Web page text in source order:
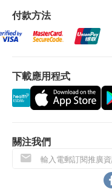
如有任何爭議，
和體檢 將保留最
所有健康檢查/
途。當閣下身體
諮詢有認可資格
health.ESDlife】
有關此服務/產品
產品而引致的損
網購
付款方法
下載應用程式
關注我們